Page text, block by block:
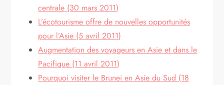
centrale (30 mars 2011)
L’écotourisme offre de nouvelles opportunités
pour l’Asie (5 avril 2011)
Augmentation des voyageurs en Asie et dans le
Pacifique (11 avril 2011)
Pourquoi visiter le Brunei en Asie du Sud (18